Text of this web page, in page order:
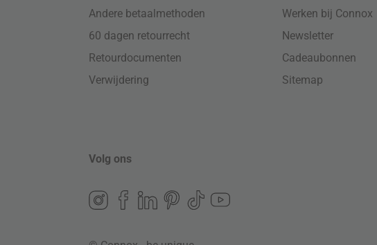
Andere betaalmethoden
60 dagen retourrecht
Retourdocumenten
Verwijdering
Werken bij Connox
Newsletter
Cadeaubonnen
Sitemap
Volg ons